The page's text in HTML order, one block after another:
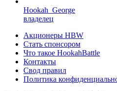
Hookah_George
владелец
Акционеры HBW
Стать спонсором
Что такое HookahBattle
Контакты
Свод правил
Политика